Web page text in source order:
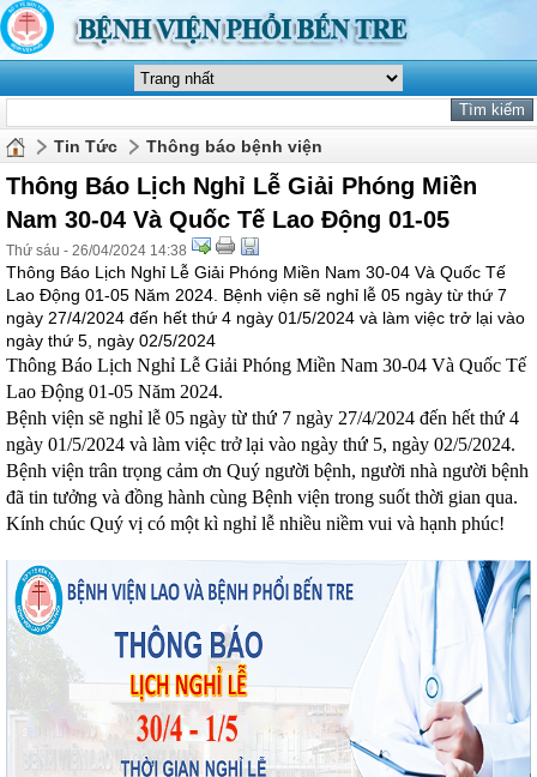
Tin Tức Thông báo bệnh viện
Thông Báo Lịch Nghỉ Lễ Giải Phóng Miền
Nam 30-04 Và Quốc Tế Lao Động 01-05
Thứ sáu - 26/04/2024 14:38
Thông Báo Lịch Nghỉ Lễ Giải Phóng Miền Nam 30-04 Và Quốc Tế
Lao Động 01-05 Năm 2024. Bệnh viện sẽ nghỉ lễ 05 ngày từ thứ 7
ngày 27/4/2024 đến hết thứ 4 ngày 01/5/2024 và làm việc trở lại vào
ngày thứ 5, ngày 02/5/2024
Thông Báo Lịch Nghỉ Lễ Giải Phóng Miền Nam 30-04 Và Quốc Tế
Lao Động 01-05 Năm 2024.
Bệnh viện sẽ nghỉ lễ 05 ngày từ thứ 7 ngày 27/4/2024 đến hết thứ 4
ngày 01/5/2024 và làm việc trở lại vào ngày thứ 5, ngày 02/5/2024.
Bệnh viện trân trọng cảm ơn Quý người bệnh, người nhà người bệnh
đã tin tưởng và đồng hành cùng Bệnh viện trong suốt thời gian qua.
Kính chúc Quý vị có một kì nghỉ lễ nhiều niềm vui và hạnh phúc!